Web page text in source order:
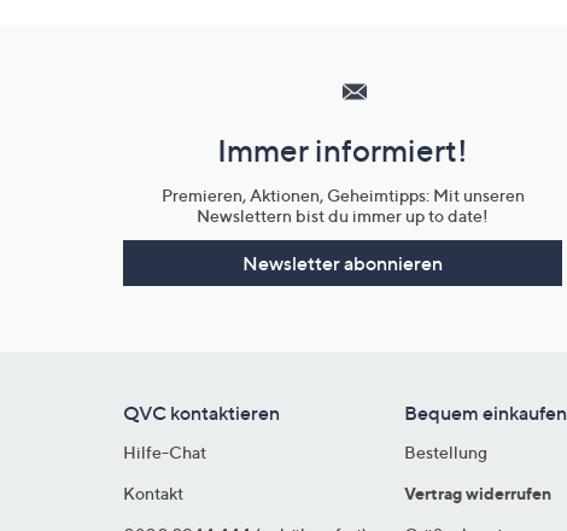
Unternehmensinformationen
Immer informiert!
Premieren, Aktionen, Geheimtipps: Mit unseren
Newslettern bist du immer up to date!
Newsletter abonnieren
QVC kontaktieren
Hilfe-Chat
Kontakt
Bequem einkaufen
Bestellung
Vertrag widerrufen